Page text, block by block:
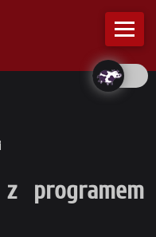
programem